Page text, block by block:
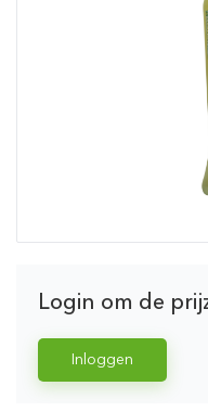
Login om de
Inloggen